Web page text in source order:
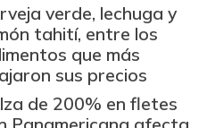
verde, lechuga y
tahití, entre los
que más
sus precios
de 200% en fletes
Panamericana afecta